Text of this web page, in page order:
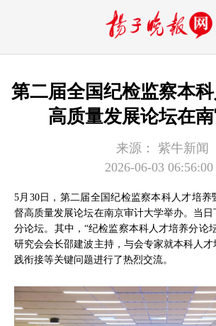
第二届全国纪检监察本
高质量发展论坛在
来源：
紫牛新闻
2026-06-03 06:56:00
5月30日，第二届全国纪检监察本科人才培
督高质量发展论坛在南京审计大学举办。当
分论坛。其中，“纪检监察本科人才培养分论
研究会会长邵建波主持，与会专家就本科人
践衔接等关键问题进行了热烈交流。